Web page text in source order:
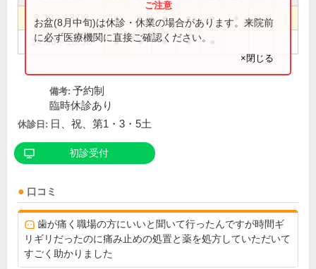
9:30～13:00 ● ● ● ● ●
14:30～18:30 ● ● ● ●
お盆(8月中旬)は休診・休業の場合があります。来院前
に必ず医療機関に直接ご確認ください。
×閉じる
備考: 予約制
臨時休診あり
休診日: 日、祝、第1・3・5土
初診受付
口コミ
歯が痛く職場の方にいいと聞いて行ったんですが時間ギ
リギリだったのに痛み止めの処置と薬を処方していただいて
すごく助かりました